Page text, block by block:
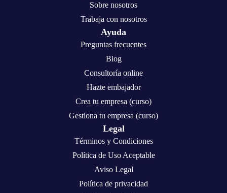
Sobre nosotros
Trabaja con nosotros
Ayuda
Preguntas frecuentes
Blog
Consultoría online
Hazte embajador
Crea tu empresa (curso)
Gestiona tu empresa (curso)
Legal
Términos y Condiciones
Política de Uso Aceptable
Aviso Legal
Política de privacidad